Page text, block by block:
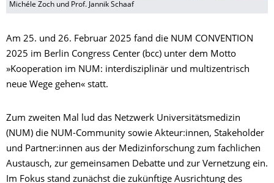
Michéle Zoch und Prof. Jannik Schaaf
Am 25. und 26. Februar 2025 fand die NUM CONVENTION
2025 im Berlin Congress Center (bcc) unter dem Motto
»Kooperation im NUM: interdisziplinär und multizentrisch
neue Wege gehen« statt.
Zum zweiten Mal lud das Netzwerk Universitätsmedizin
(NUM) die NUM-Community sowie Akteur:innen, Stakeholder
und Partner:innen aus der Medizinforschung zum fachlichen
Austausch, zur gemeinsamen Debatte und zur Vernetzung ein.
Im Fokus stand zunächst die zukünftige Ausrichtung des